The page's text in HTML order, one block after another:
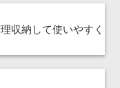
収納して使いやすく